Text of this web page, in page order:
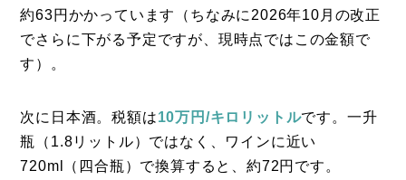
約63円かかっています（ちなみに2026年10月の改正
でさらに下がる予定ですが、現時点ではこの金額で
す）。
次に日本酒。税額は10万円/キロリットルです。一升
瓶（1.8リットル）ではなく、ワインに近い
720ml（四合瓶）で換算すると、約72円です。